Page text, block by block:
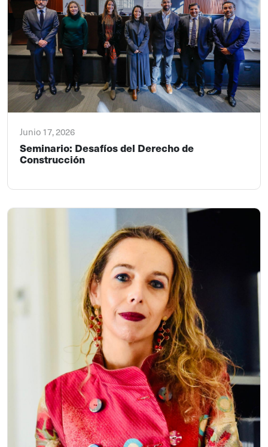
Junio 17, 2026
Seminario: Desafíos del Derecho de
Construcción